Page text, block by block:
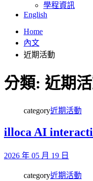
學程資訊
English
Home
內文
近期活動
分類: 近期
category近期活動
illoca AI
2026 年 05 月 19 日
category近期活動